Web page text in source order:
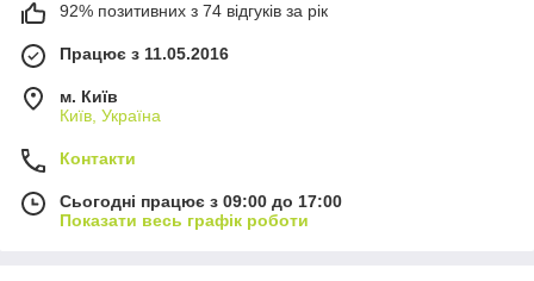
92% позитивних з 74 відгуків за рік
Працює з 11.05.2016
м. Київ
Київ, Україна
Контакти
Сьогодні працює з 09:00 до 17:00
Показати весь графік роботи